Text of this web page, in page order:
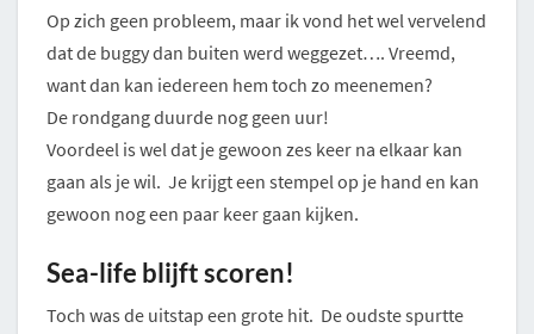
Op zich geen probleem, maar ik vond het wel vervelend
dat de buggy dan buiten werd weggezet…. Vreemd,
want dan kan iedereen hem toch zo meenemen?
De rondgang duurde nog geen uur!
Voordeel is wel dat je gewoon zes keer na elkaar kan
gaan als je wil. Je krijgt een stempel op je hand en kan
gewoon nog een paar keer gaan kijken.
Sea-life blijft scoren!
Toch was de uitstap een grote hit. De oudste spurtte